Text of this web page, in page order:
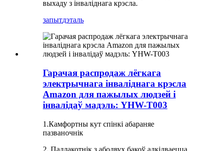
выхаду з інваліднага крэсла.
запытдэталь
Гарачая распродаж лёгкага
электрычнага інваліднага крэсла
Amazon для пажылых людзей і
інвалідаў мадэль: YHW-T003
1.Камфортны кут спінкі абараняе
пазваночнік
2. Падлакотнік з абодвух бакоў адкідваецца